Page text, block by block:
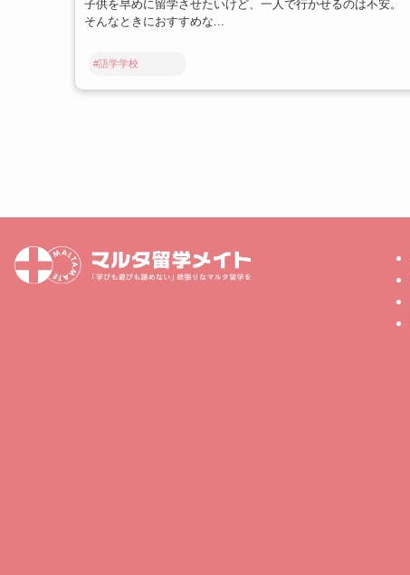
子供を早めに留学させたいけど、一人で行かせるのは不安。
そんなときにおすすめな...
#語学学校